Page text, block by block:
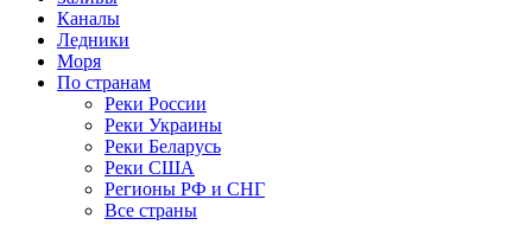
Каналы
Ледники
Моря
По странам
Реки России
Реки Украины
Реки Беларусь
Реки США
Регионы РФ и СНГ
Все страны